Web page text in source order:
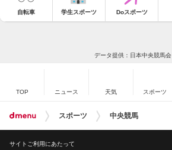
自転車 学生スポーツ Doスポーツ
データ提供：日本中央競馬会
TOP ニュース 天気 スポーツ
スポーツ 中央競馬
サイトご利用にあたって